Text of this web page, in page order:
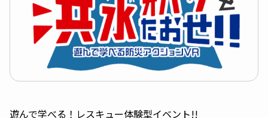
遊んで学べる！レスキュー体験型イベント!!